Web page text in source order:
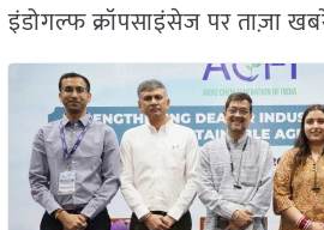
इंडोगल्फ क्रॉपसाइंसेज पर ताज़ा